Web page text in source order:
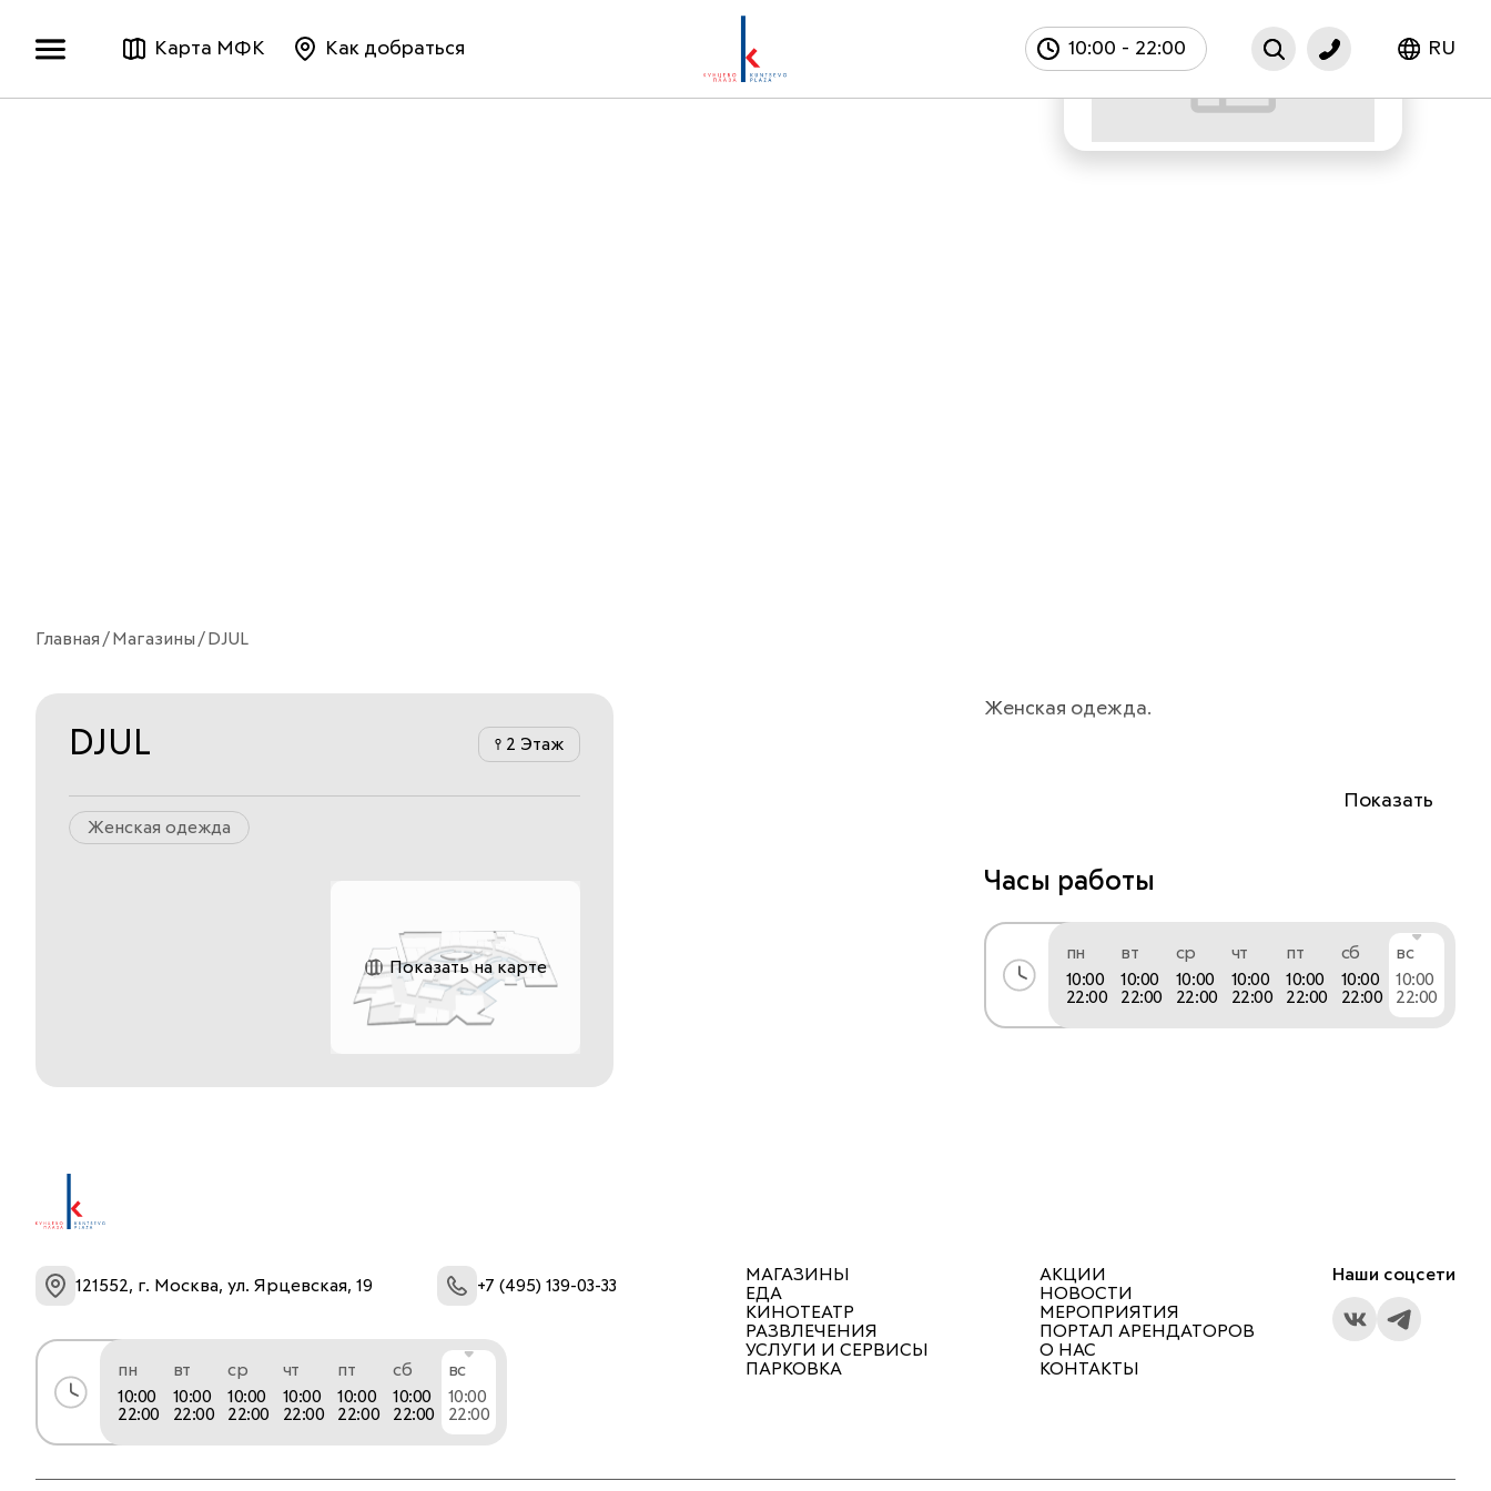
Карта МФК Как добраться 10:00 - 22:00 RU
Главная Магазины DJUL
DJUL 2 Этаж
Женская одежда
Показать на карте
Женская одежда.
Показать
Часы работы
пн
10:00
22:00
вт
10:00
22:00
ср
10:00
22:00
чт
10:00
22:00
пт
10:00
22:00
сб
10:00
22:00
вс
10:00
22:00
121552, г. Москва, ул. Ярцевская, 19 +7 (495) 139-03-33
пн
10:00
22:00
вт
10:00
22:00
ср
10:00
22:00
чт
10:00
22:00
пт
10:00
22:00
сб
10:00
22:00
вс
10:00
22:00
МАГАЗИНЫ
ЕДА
КИНОТЕАТР
РАЗВЛЕЧЕНИЯ
УСЛУГИ И СЕРВИСЫ
ПАРКОВКА
АКЦИИ
НОВОСТИ
МЕРОПРИЯТИЯ
ПОРТАЛ АРЕНДАТОРОВ
О НАС
КОНТАКТЫ
Наши соцсети